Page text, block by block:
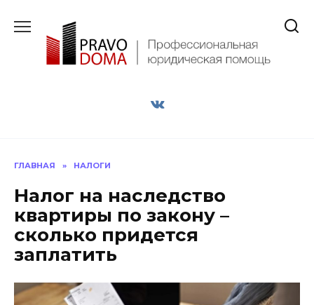
содержанию
ГЛАВНАЯ » НАЛОГИ
Налог на наследство
квартиры по закону –
сколько придется
заплатить